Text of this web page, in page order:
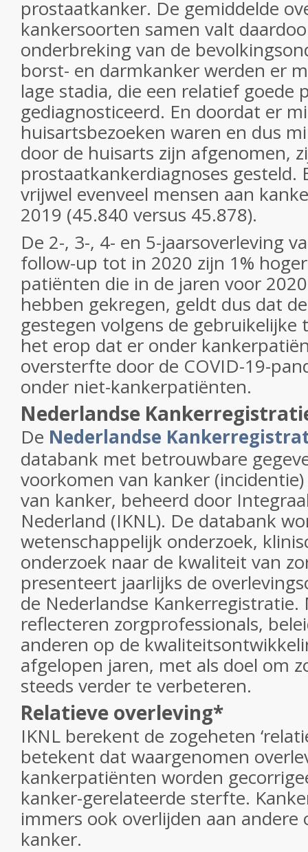
prostaatkanker. De gemiddelde
kankersoorten samen valt
onderbreking van de
borst- en darmkanker werden er
lage stadia, die een relatief goede
gediagnosticeerd. En doordat er
huisartsbezoeken waren en dus
door de huisarts zijn afgenomen,
prostaatkankerdiagnoses gesteld.
vrijwel evenveel mensen aan
2019 (45.840 versus 45.878).
De 2-, 3-, 4- en 5-jaarsoverleving
follow-up tot in 2020 zijn 1%
patiënten die in de jaren voor
hebben gekregen, geldt dus dat
gestegen volgens de
het erop dat er onder
oversterfte door de COVID-19-
onder niet-kankerpatiënten.
Nederlandse
De Nederlandse
databank met betrouwbare
voorkomen van kanker
van kanker, beheerd door
Nederland (IKNL). De databank
wetenschappelijk onderzoek,
onderzoek naar de kwaliteit van
presenteert jaarlijks de
de Nederlandse Kankerregistratie.
reflecteren zorgprofessionals,
anderen op de
afgelopen jaren, met als doel om
steeds verder te verbeteren.
Relatieve overleving*
IKNL berekent de zogeheten
betekent dat waargenomen
kankerpatiënten worden
kanker-gerelateerde sterfte.
immers ook overlijden aan andere
kanker.